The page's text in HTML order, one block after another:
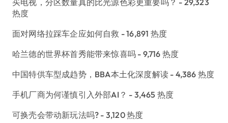
热度
面对网络拉踩车企应如何自救 - 16,891 热度
哈兰德的世界杯首秀能带来惊喜吗 - 9,716 热度
中国特供车型成趋势，BBA本土化深度解读 - 4,386 热度
手机厂商为何谨慎引入外部AI？ - 3,465 热度
可换壳会带动新玩法吗? - 3,120 热度